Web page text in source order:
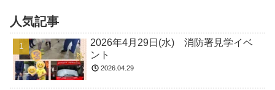
人気記事
2026年4月29日(水) 消防署見学イベ
ント
2026.04.29